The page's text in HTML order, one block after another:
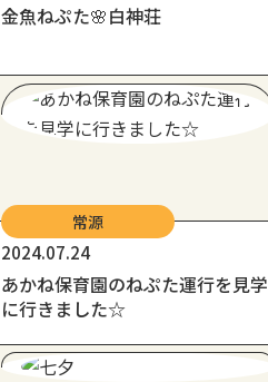
金魚ねぷた🌸白神荘
常源
2024.07.24
あかね保育園のねぷた運行を見学
に行きました☆